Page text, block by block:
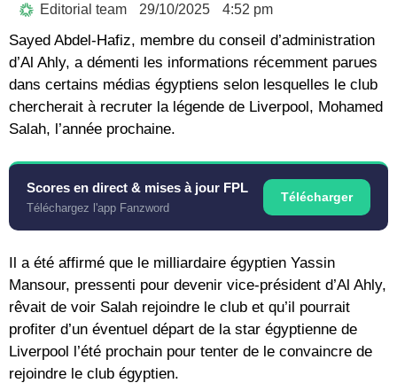
Editorial team 29/10/2025 4:52 pm
Sayed Abdel-Hafiz, membre du conseil d’administration
d’Al Ahly, a démenti les informations récemment parues
dans certains médias égyptiens selon lesquelles le club
chercherait à recruter la légende de Liverpool, Mohamed
Salah, l’année prochaine.
Scores en direct & mises à jour FPL
Téléchargez l'app Fanzword
Télécharger
Il a été affirmé que le milliardaire égyptien Yassin
Mansour, pressenti pour devenir vice-président d’Al Ahly,
rêvait de voir Salah rejoindre le club et qu’il pourrait
profiter d’un éventuel départ de la star égyptienne de
Liverpool l’été prochain pour tenter de le convaincre de
rejoindre le club égyptien.